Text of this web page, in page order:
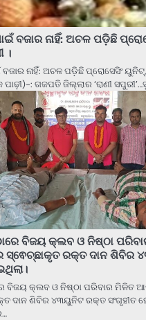
ବଜାର ନାହିଁ: ଅଚଳ ପଡ଼ିଛି
।
ନାହିଁ: ଅଚଳ ପଡ଼ିଛି ପ୍ରୋସେସିଂ ୟୁନିଟ୍‌,
: ଗଜପତି ଜିଲ୍ଲାର ‘ରାଣୀ
ବିଜୟ କ୍ଲବ ଓ ନିଷ୍ଠା
ରକ୍ତ ଦାନ ଶିବିର
ବିଜୟ କ୍ଲବ ଓ ନିଷ୍ଠା ପରିବାର ମିଳିତ
ଦାନ ଶିବିର ୪୩ୟୁନିଟ ରକ୍ତ ସଂଗୃହୀତ